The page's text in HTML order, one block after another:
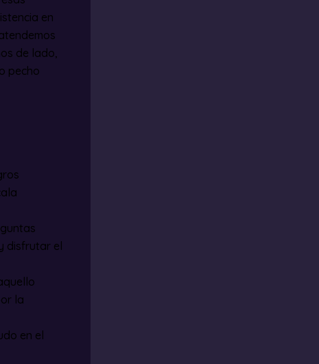
en
de lado,
pecho
disfrutar el
la
en el